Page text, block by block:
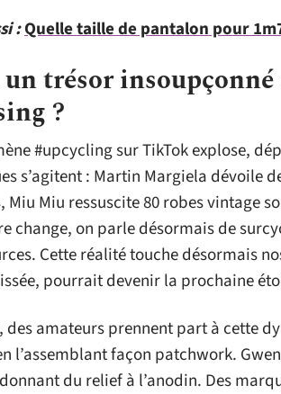
:Quelle taille de pantalon pour
trésor
?
#upcycling sur TikTok explose,
s’agitent : Martin Margiela dévoile
Miu Miu ressuscite 80 robes vintage
change, on parle désormais de
Cette réalité touche désormais
pourrait devenir la prochaine
des amateurs prennent part à cette
l’assemblant façon patchwork.
du relief à l’anodin. Des